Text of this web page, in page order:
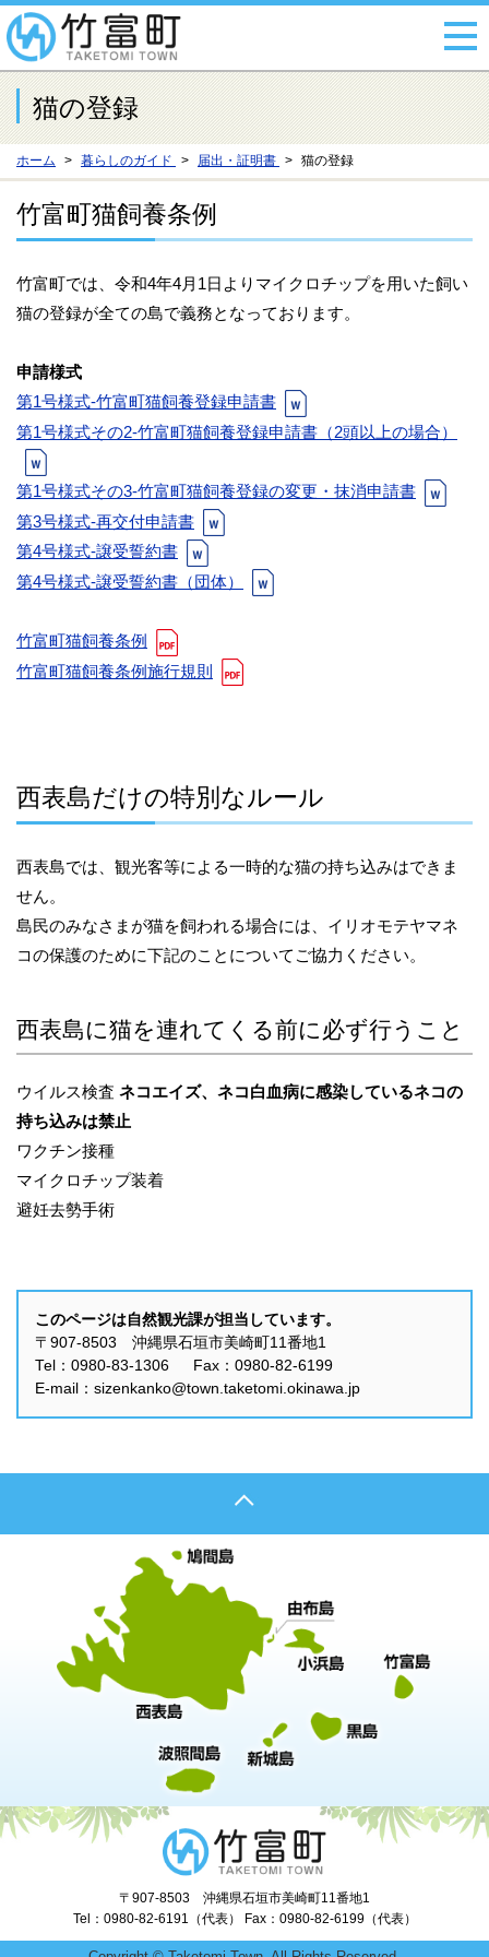
猫の登録
ホーム 暮らしのガイド 届出・証明書 猫の登録
竹富町猫飼養条例
竹富町では、令和4年4月1日よりマイクロチップを用いた飼い
猫の登録が全ての島で義務となっております。
申請様式
第1号様式-竹富町猫飼養登録申請書
第1号様式その2-竹富町猫飼養登録申請書（2頭以上の場合）
第1号様式その3-竹富町猫飼養登録の変更・抹消申請書
第3号様式-再交付申請書
第4号様式-譲受誓約書
第4号様式-譲受誓約書（団体）
竹富町猫飼養条例
竹富町猫飼養条例施行規則
西表島だけの特別なルール
西表島では、観光客等による一時的な猫の持ち込みはできま
せん。
島民のみなさまが猫を飼われる場合には、イリオモテヤマネ
コの保護のために下記のことについてご協力ください。
西表島に猫を連れてくる前に必ず行うこと
ウイルス検査 ネコエイズ、ネコ白血病に感染しているネコの
持ち込みは禁止
ワクチン接種
マイクロチップ装着
避妊去勢手術
このページは自然観光課が担当しています。
〒907-8503 沖縄県石垣市美崎町11番地1
Tel：0980-83-1306 Fax：0980-82-6199
E-mail：sizenkanko@town.taketomi.okinawa.jp
〒907-8503 沖縄県石垣市美崎町11番地1
Tel：0980-82-6191（代表） Fax：0980-82-6199（代表）